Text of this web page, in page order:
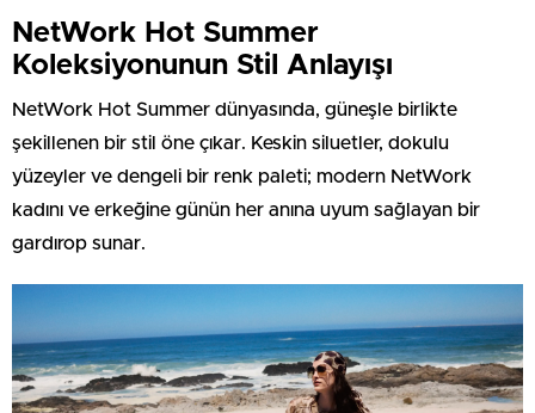
NetWork Hot Summer
Koleksiyonunun Stil Anlayışı
NetWork Hot Summer dünyasında, güneşle birlikte
şekillenen bir stil öne çıkar. Keskin siluetler, dokulu
yüzeyler ve dengeli bir renk paleti; modern NetWork
kadını ve erkeğine günün her anına uyum sağlayan bir
gardırop sunar.